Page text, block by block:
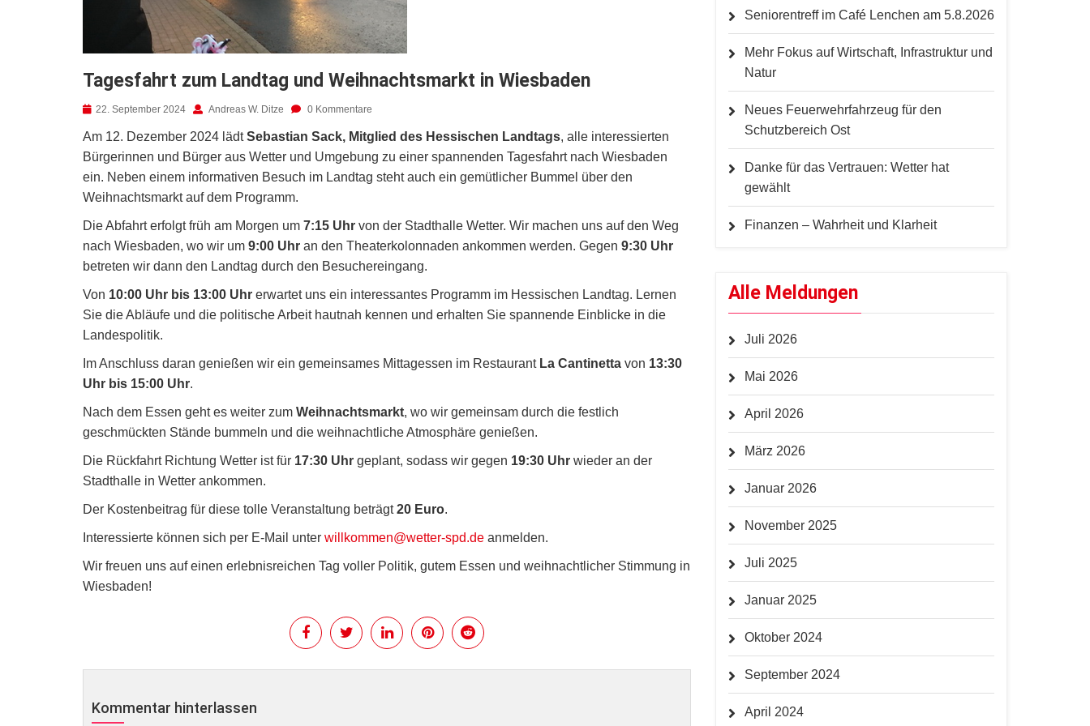
Tagesfahrt zum Landtag und Weihnachtsmarkt in Wiesbaden
22. September 2024 Andreas W. Ditze 0 Kommentare
Am 12. Dezember 2024 lädtSebastian Sack, Mitglied des Hessischen Landtags, alle interessierten
Bürgerinnen und Bürger aus Wetter und Umgebung zu einer spannenden Tagesfahrt nach Wiesbaden
ein. Neben einem informativen Besuch im Landtag steht auch ein gemütlicher Bummel über den
Weihnachtsmarkt auf dem Programm.
Die Abfahrt erfolgt früh am Morgen um 7:15 Uhr von der Stadthalle Wetter. Wir machen uns auf den Weg
nach Wiesbaden, wo wir um 9:00 Uhr an den Theaterkolonnaden ankommen werden. Gegen 9:30 Uhr
betreten wir dann den Landtag durch den Besuchereingang.
Von 10:00 Uhr bis 13:00 Uhr erwartet uns ein interessantes Programm im Hessischen Landtag. Lernen
Sie die Abläufe und die politische Arbeit hautnah kennen und erhalten Sie spannende Einblicke in die
Landespolitik.
Im Anschluss daran genießen wir ein gemeinsames Mittagessen im Restaurant La Cantinetta von 13:30
Uhr bis 15:00 Uhr.
Nach dem Essen geht es weiter zum Weihnachtsmarkt, wo wir gemeinsam durch die festlich
geschmückten Stände bummeln und die weihnachtliche Atmosphäre genießen.
Die Rückfahrt Richtung Wetter ist für 17:30 Uhr geplant, sodass wir gegen 19:30 Uhr wieder an der
Stadthalle in Wetter ankommen.
Der Kostenbeitrag für diese tolle Veranstaltung beträgt20 Euro.
Interessierte können sich per E-Mail unter willkommen@wetter-spd.de anmelden.
Wir freuen uns auf einen erlebnisreichen Tag voller Politik, gutem Essen und weihnachtlicher Stimmung in
Wiesbaden!
Kommentar hinterlassen
Seniorentreff im Café Lenchen am 5.8.2026
Mehr Fokus auf Wirtschaft, Infrastruktur und
Natur
Neues Feuerwehrfahrzeug für den
Schutzbereich Ost
Danke für das Vertrauen: Wetter hat
gewählt
Finanzen – Wahrheit und Klarheit
Alle Meldungen
Juli 2026
Mai 2026
April 2026
März 2026
Januar 2026
November 2025
Juli 2025
Januar 2025
Oktober 2024
September 2024
April 2024